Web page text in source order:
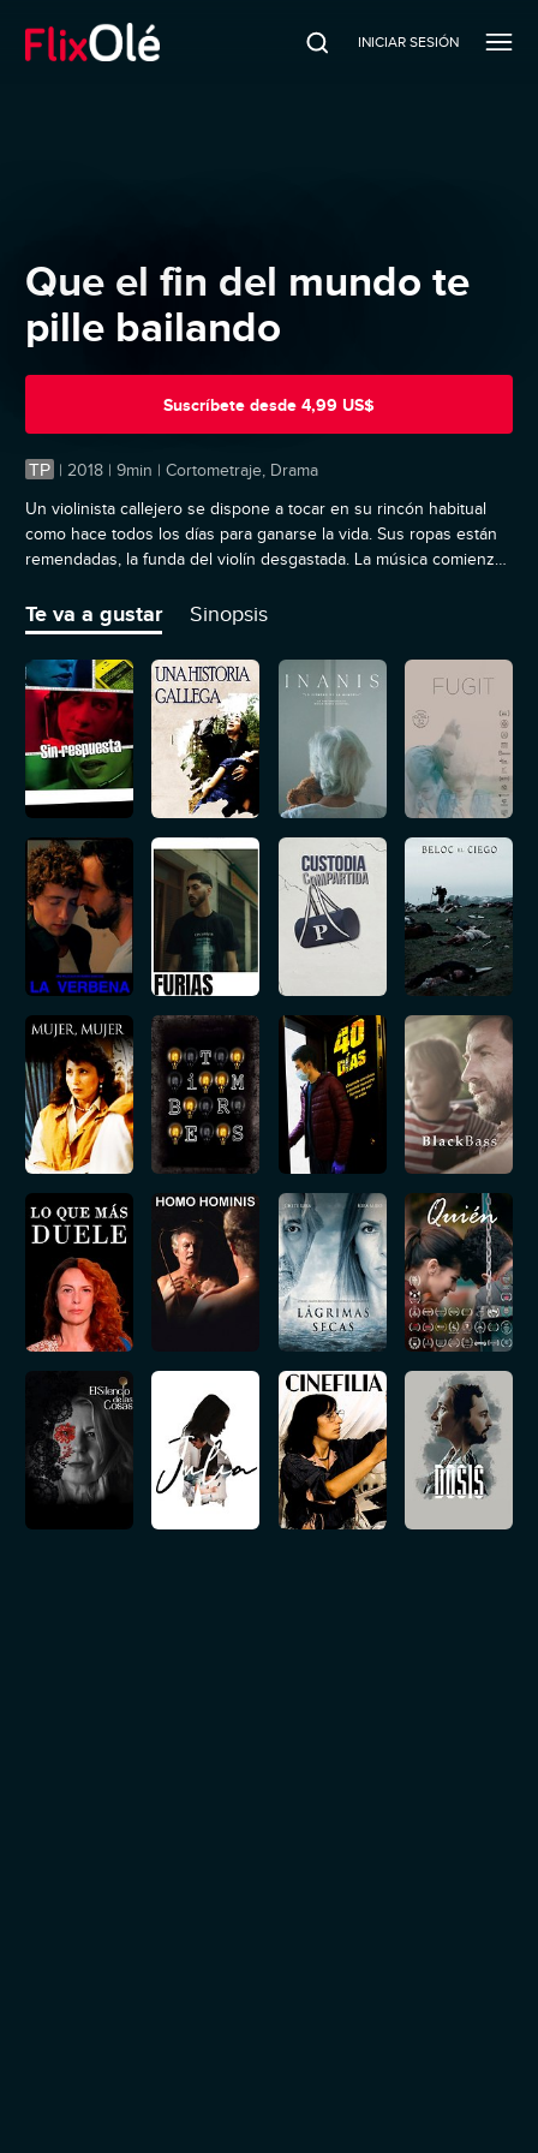
INICIAR SESIÓN
Que el fin del mundo te
pille bailando
Suscríbete desde 4,99 US$
TP | 2018 | 9min | Cortometraje, Drama
Un violinista callejero se dispone a tocar en su rincón habitual
como hace todos los días para ganarse la vida. Sus ropas están
remendadas, la funda del violín desgastada. La música comienza
Te va a gustar Sinopsis